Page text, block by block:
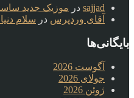
sajjad در موزیک جدید
آقای وردپرس در سلام
بایگانی‌ها
آگوست 2026
جولای 2026
ژوئن 2026